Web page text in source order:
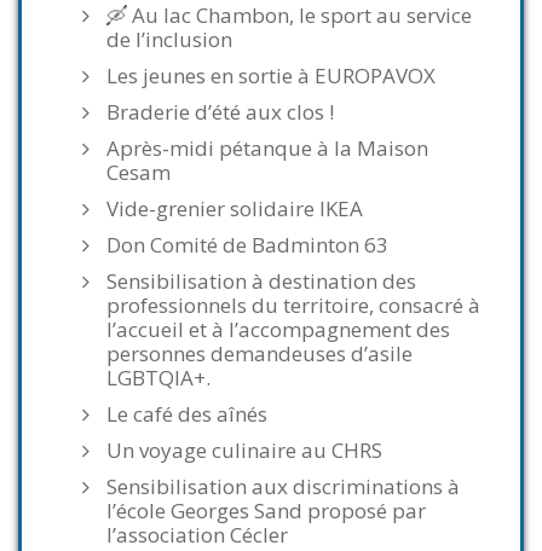
🛶 Au lac Chambon, le sport au service
de l’inclusion
Les jeunes en sortie à EUROPAVOX
Braderie d’été aux clos !
Après-midi pétanque à la Maison
Cesam
Vide-grenier solidaire IKEA
Don Comité de Badminton 63
Sensibilisation à destination des
professionnels du territoire, consacré à
l’accueil et à l’accompagnement des
personnes demandeuses d’asile
LGBTQIA+.
Le café des aînés
Un voyage culinaire au CHRS
Sensibilisation aux discriminations à
l’école Georges Sand proposé par
l’association Cécler